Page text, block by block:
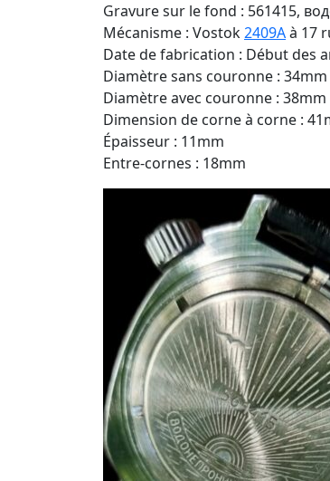
Gravure sur le fond : 561415,
Mécanisme : Vostok2409Aà 17
Date de fabrication : Début des
Diamètre sans couronne : 34mm
Diamètre avec couronne : 38mm
Dimension de corne à corne :
Épaisseur : 11mm
Entre-cornes : 18mm